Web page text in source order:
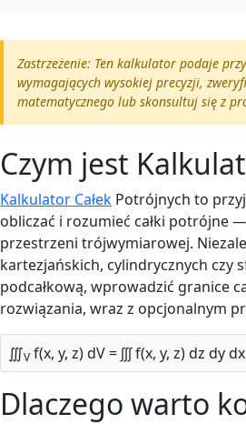
Zastrzeżenie: Ten kalkulator podaje
wymagających wysokiej precyzji,
matematycznego lub skonsultuj się z
Czym jest
Kalkulator Całek Potrójnych to
obliczać i rozumieć całki potrójne
przestrzeni trójwymiarowej.
kartezjańskich, cylindrycznych czy
podcałkową, wprowadzić granice
rozwiązania, wraz z opcjonalnym
∭V f(x, y, z) dV = ∫∫∫ f(x, y, z) dz dy dx
Dlaczego warto